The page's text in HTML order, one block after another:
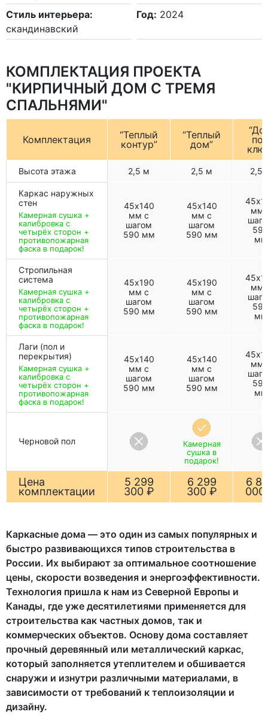
Стиль интерьера:
скандинавский
Год: 2024
КОМПЛЕКТАЦИЯ ПРОЕКТА
"КИРПИЧНЫЙ ДОМ С ТРЕМЯ
СПАЛЬНЯМИ"
Комплектация
“Теплый
контур”
“Теплый
дом”
Высота этажа 2,5 м 2,5 м 2,5
Каркас наружных
стен
Камерная сушка +
калибровка с
четырёх сторон +
противопожарная
фаска в подарок!
45х140
мм с
шагом
590 мм
45х140
мм с
шагом
590 мм
мм
590
мм
Стропильная
система
Камерная сушка +
калибровка с
четырёх сторон +
противопожарная
фаска в подарок!
45х190
мм с
шагом
590 мм
45х190
мм с
шагом
590 мм
мм
590
мм
Лаги (пол и
перекрытия)
Камерная сушка +
калибровка с
четырёх сторон +
противопожарная
фаска в подарок!
45х140
мм с
шагом
590 мм
45х140
мм с
шагом
590 мм
мм
590
мм
Черновой пол
Камерная
сушка в
подарок!
Цена
комплектации
5 299
300 ₽
6 299
300 ₽
6
000
Каркасные дома — это один из самых популярных и
быстро развивающихся типов строительства в
России. Их выбирают за оптимальное соотношение
цены, скорости возведения и энергоэффективности.
Технология пришла к нам из Северной Европы и
Канады, где уже десятилетиями применяется для
строительства как частных домов, так и
коммерческих объектов. Основу дома составляет
прочный деревянный или металлический каркас,
который заполняется утеплителем и обшивается
снаружи и изнутри различными материалами, в
зависимости от требований к теплоизоляции и
дизайну.